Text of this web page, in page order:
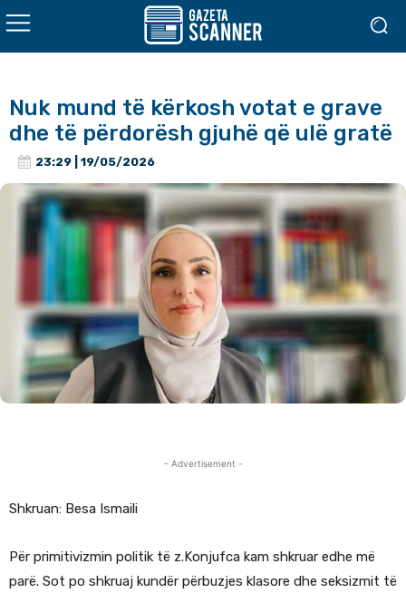
Nuk mund të kërkosh votat e grave
dhe të përdorësh gjuhë që ulë gratë
23:29 | 19/05/2026
- Advertisement -
Shkruan: Besa Ismaili
Për primitivizmin politik të z.Konjufca kam shkruar edhe më
parë. Sot po shkruaj kundër përbuzjes klasore dhe seksizmit të